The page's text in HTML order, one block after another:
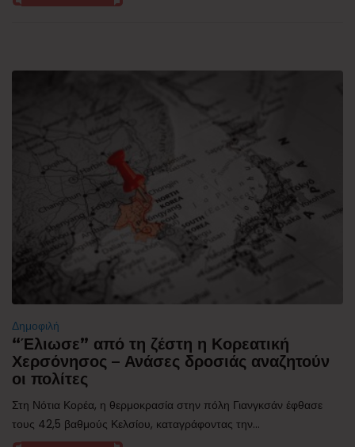
Δημοφιλή
“Έλιωσε” από τη ζέστη η Κορεατική
Χερσόνησος – Ανάσες δροσιάς αναζητούν
οι πολίτες
Στη Νότια Κορέα, η θερμοκρασία στην πόλη Γιανγκσάν έφθασε
τους 42,5 βαθμούς Κελσίου, καταγράφοντας την...